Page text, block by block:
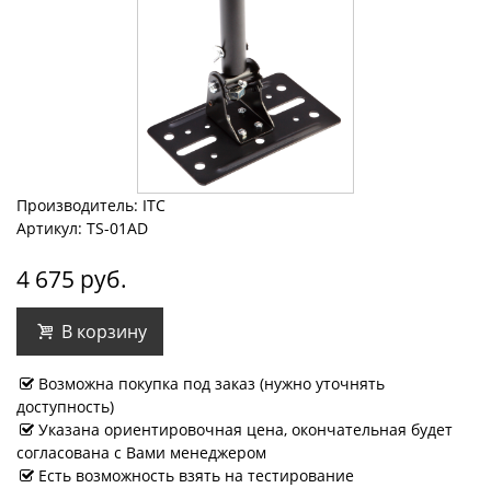
Производитель: ITC
Артикул: TS-01AD
4 675 руб.
В корзину
Возможна покупка под заказ (нужно уточнять
доступность)
Указана ориентировочная цена, окончательная будет
согласована с Вами менеджером
Есть возможность взять на тестирование